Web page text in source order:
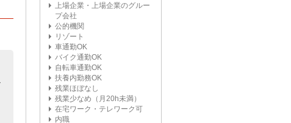
上場企業・上場企業のグルー
プ会社
公的機関
リゾート
車通勤OK
バイク通勤OK
自転車通勤OK
扶養内勤務OK
残業ほぼなし
残業少なめ（月20h未満）
在宅ワーク・テレワーク可
内職